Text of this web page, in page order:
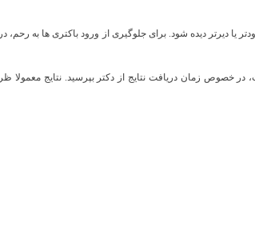
یا دیرتر دیده شود. برای جلوگیری از ورود باکتری ها به
خصوص زمان دریافت نتایج از دکتر بپرسید. نتایج معمولا